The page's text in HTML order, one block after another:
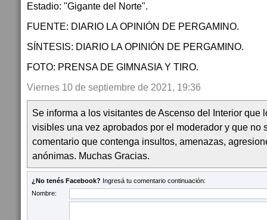
Estadio: "Gigante del Norte".
FUENTE: DIARIO LA OPINIÓN DE PERGAMINO.
SÍNTESIS: DIARIO LA OPINIÓN DE PERGAMINO.
FOTO: PRENSA DE GIMNASIA Y TIRO.
Viernes 10 de septiembre de 2021, 19:36
Se informa a los visitantes de Ascenso del Interior que
visibles una vez aprobados por el moderador y que no
comentario que contenga insultos, amenazas,
anónimas. Muchas Gracias.
¿No tenés Facebook? Ingresá tu comentario continuación:
Nombre: